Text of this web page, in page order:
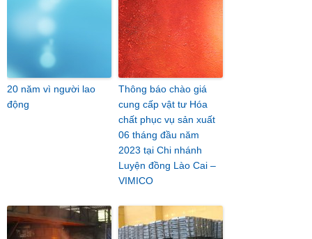
20 năm vì người lao
động
Thông báo chào giá
cung cấp vật tư Hóa
chất phục vụ sản xuất
06 tháng đầu năm
2023 tại Chi nhánh
Luyện đồng Lào Cai –
VIMICO